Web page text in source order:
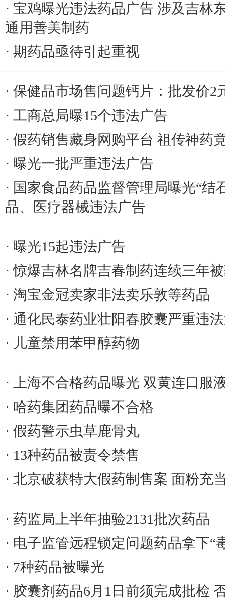
宝鸡曝光违法药品广告 涉及吉林
通用善美制药
期药品亟待引起重视
保健品市场售问题钙片：批发价2
工商总局曝15个违法广告
假药销售藏身网购平台 祖传神药
曝光一批严重违法广告
国家食品药品监督管理局曝光“结
品、医疗器械违法广告
曝光15起违法广告
惊爆吉林名牌吉春制药连续三年
淘宝金冠卖家非法卖乐敦等药品
通化民泰药业壮阳春胶囊严重违
儿童禁用苯甲醇药物
上海不合格药品曝光 双黄连口服
哈药集团药品曝不合格
假药警示虫草鹿骨丸
13种药品被责令禁售
北京破获特大假药制售案 面粉充
药监局上半年抽验2131批次药品
电子监管远程锁定问题药品拿下“
7种药品被曝光
胶囊剂药品6月1日前须完成批检